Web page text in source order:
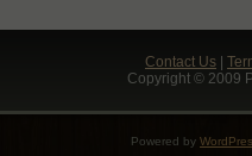
Contact Us |
Copyright © 2009
Powered by